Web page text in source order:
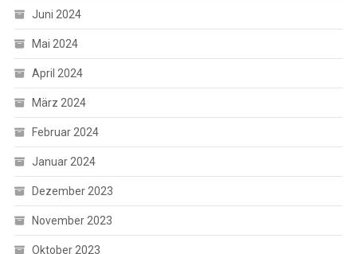
Juni 2024
Mai 2024
April 2024
März 2024
Februar 2024
Januar 2024
Dezember 2023
November 2023
Oktober 2023